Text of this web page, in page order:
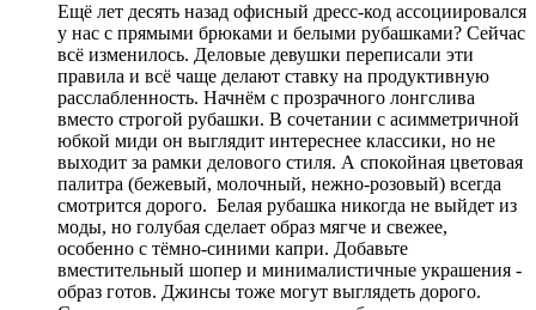
Ещё лет десять назад офисный дресс-код ассоциировался
у нас с прямыми брюками и белыми рубашками? Сейчас
всё изменилось. Деловые девушки переписали эти
правила и всё чаще делают ставку на продуктивную
расслабленность. Начнём с прозрачного лонгслива
вместо строгой рубашки. В сочетании с асимметричной
юбкой миди он выглядит интереснее классики, но не
выходит за рамки делового стиля. А спокойная цветовая
палитра (бежевый, молочный, нежно-розовый) всегда
смотрится дорого. Белая рубашка никогда не выйдет из
моды, но голубая сделает образ мягче и свежее,
особенно с тёмно-синими капри. Добавьте
вместительный шопер и минималистичные украшения -
образ готов. Джинсы тоже могут выглядеть дорого.